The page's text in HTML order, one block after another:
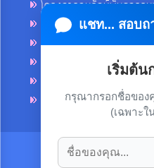
โครงการอนุรักษ์พันธุกรร
คลังข่าวมหาไทย
คู่มือตาม พ.ร.บ.อำนวยค
ฐานข้อมูลหน่วยงานภาครั
ศูนย์อำนวยการบริหารจั
ลิขสิทธิ์ © 2021-2022 เ
แชท... สอบ
เริ่มต้น
กรุณากรอกชื่อของ
(เฉพาะใ